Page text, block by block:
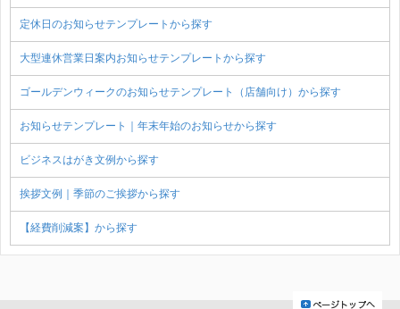
定休日のお知らせテンプレートから探す
大型連休営業日案内お知らせテンプレートから探す
ゴールデンウィークのお知らせテンプレート（店舗向け）から探す
お知らせテンプレート｜年末年始のお知らせから探す
ビジネスはがき文例から探す
挨拶文例｜季節のご挨拶から探す
【経費削減案】から探す